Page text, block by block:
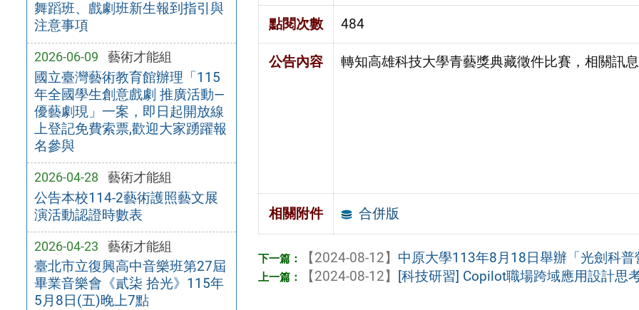
舞蹈班、戲劇班新生報到指引與
注意事項
2026-06-09 藝術才能組
國立臺灣藝術教育館辦理「115
年全國學生創意戲劇 推廣活動—
優藝劇現」一案，即日起開放線
上登記免費索票,歡迎大家踴躍報
名參與
2026-04-28 藝術才能組
公告本校114-2藝術護照藝文展
演活動認證時數表
2026-04-23 藝術才能組
臺北市立復興高中音樂班第27屆
畢業音樂會《貳柒 拾光》115年
5月8日(五)晚上7點
點閱次數 484
公告內容 轉知高雄科技大學青藝獎典藏徵件比賽，相關訊
相關附件 合併版
【2024-08-12】 中原大學113年8月18日舉辦「光劍科
【2024-08-12】 [科技研習] Copilot職場跨域應用設計思